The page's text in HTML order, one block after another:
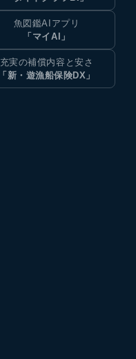
魚図鑑AIアプリ
「マイAI」
充実の補償内容と安さ
「新・遊漁船保険DX」